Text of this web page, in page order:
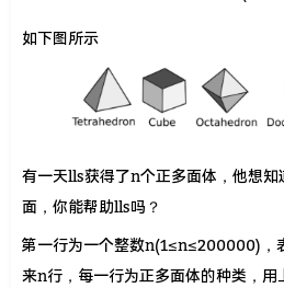
如下图所示
有一天lls获得了n个正多面体，他想
面，你能帮助lls吗？
第一行为一个整数n(1≤n≤200000)，
来n行，每一行为正多面体的种类，用